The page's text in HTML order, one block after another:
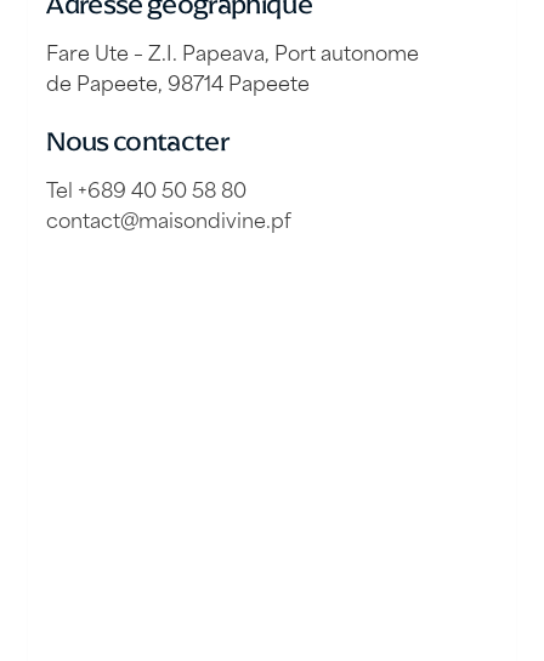
Fare Ute – Z.I. Papeava, Port autonome
de Papeete, 98714 Papeete
Nous contacter
Tel +689 40 50 58 80
contact@maisondivine.pf